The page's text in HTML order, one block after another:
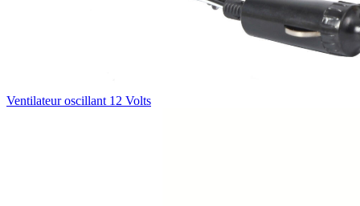
Ventilateur oscillant 12 Volts